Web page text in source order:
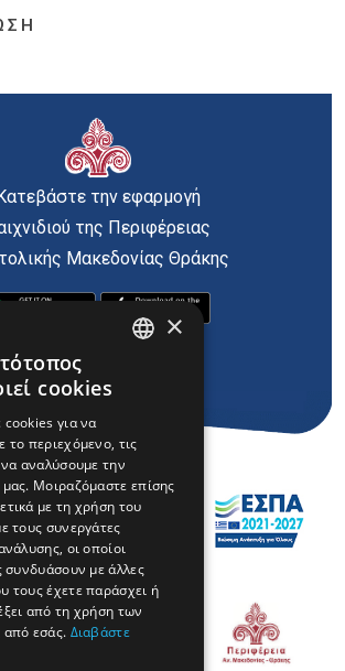
την εφαρμογή
της Περιφέρειας
Μακεδονίας Θράκης
FRENCH
BULGARIAN
ROMANIAN
TURKISH
×
cookies
cookies για να
το περιεχόμενο, τις
να αναλύσουμε την
Μοιραζόμαστε επίσης
με τη χρήση του
τους συνεργάτες
οι οποίοι
συνδυάσουν με άλλες
τους έχετε παράσχει ή
από τη χρήση των
από εσάς. Διαβάστε